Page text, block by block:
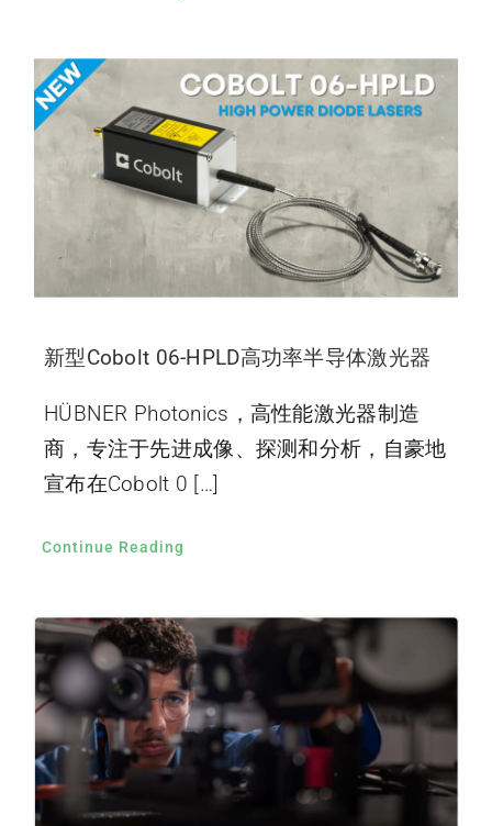
新型Cobolt 06-HPLD高功率半导体激光器
HÜBNER Photonics，高性能激光器制造
商，专注于先进成像、探测和分析，自豪地
宣布在Cobolt 0 […]
Continue Reading